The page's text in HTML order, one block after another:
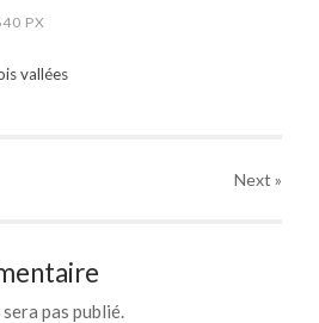
PX
vallées
Next »
pas publié.